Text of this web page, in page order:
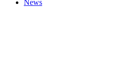
News